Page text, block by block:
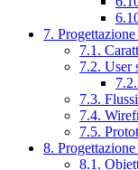
7.
7.1.
7.2. User
7.3.
7.4.
7.5.
8.
8.1.